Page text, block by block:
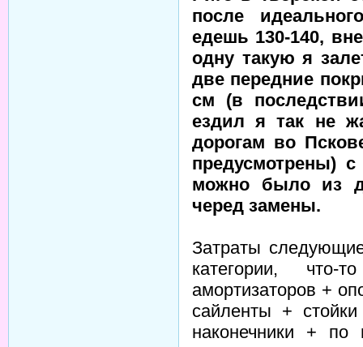
после
едешь 130-140,
одну такую я
две передние
см (в
ездил я так не
дорогам во
предусмотрены)
можно было из
черед замены.
Затраты
категории,
амортизаторов +
сайленты +
наконечники +